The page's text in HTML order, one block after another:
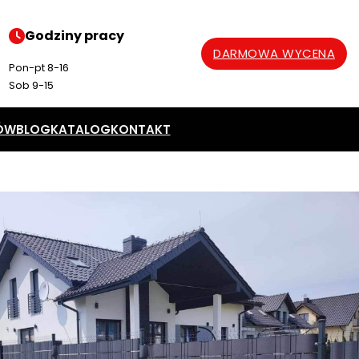
Godziny pracy
Pon-pt 8-16
Sob 9-15
DARMOWA WYCENA
BLOGKATALOGKONTAKT